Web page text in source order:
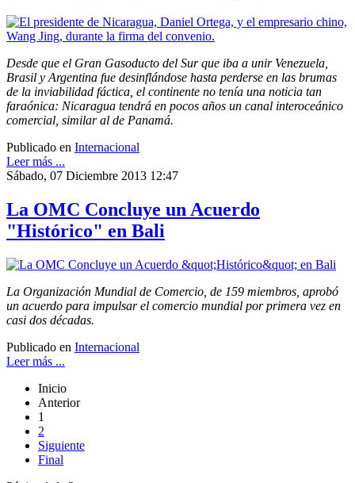
Desde que el Gran Gasoducto del Sur que iba a unir Venezuela,
Brasil y Argentina fue desinflándose hasta perderse en las brumas
de la inviabilidad fáctica, el continente no tenía una noticia tan
faraónica: Nicaragua tendrá en pocos años un canal interoceánico
comercial, similar al de Panamá.
Publicado en Internacional
Leer más ...
Sábado, 07 Diciembre 2013 12:47
La OMC Concluye un Acuerdo
"Histórico" en Bali
La Organización Mundial de Comercio, de 159 miembros, aprobó
un acuerdo para impulsar el comercio mundial por primera vez en
casi dos décadas.
Publicado en Internacional
Leer más ...
Inicio
Anterior
1
2
Siguiente
Final